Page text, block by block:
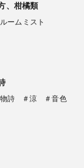
、柑橘類
ームミスト
詩 ＃涼
＃音色